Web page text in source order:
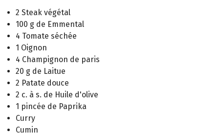
2 Steak végétal
100 g de Emmental
4 Tomate séchée
1 Oignon
4 Champignon de paris
20 g de Laitue
2 Patate douce
2 c. à s. de Huile d'olive
1 pincée de Paprika
Curry
Cumin